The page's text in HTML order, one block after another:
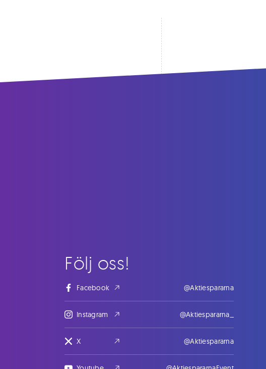
Följ oss!
Facebook @Aktiespararna
Instagram @Aktiespararna_
X @Aktiespararna